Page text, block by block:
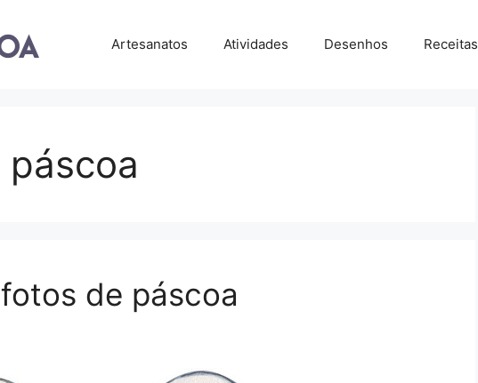
Artesanatos Atividades Desenhos Receitas
de páscoa